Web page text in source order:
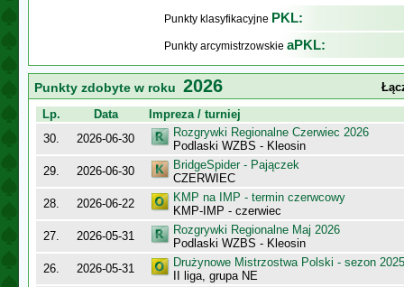
Punkty klasyfikacyjne PKL:
Punkty arcymistrzowskie aPKL:
Punkty zdobyte w roku 2026
Lp.
Data
Impreza / turniej
30.
2026-06-30
Rozgrywki Regionalne Czerwiec 2026
Podlaski WZBS - Kleosin
29.
2026-06-30
BridgeSpider - Pajączek
CZERWIEC
28.
2026-06-22
KMP na IMP - termin czerwcowy
KMP-IMP - czerwiec
27.
2026-05-31
Rozgrywki Regionalne Maj 2026
Podlaski WZBS - Kleosin
26.
2026-05-31
Drużynowe Mistrzostwa Polski - sezon
II liga, grupa NE